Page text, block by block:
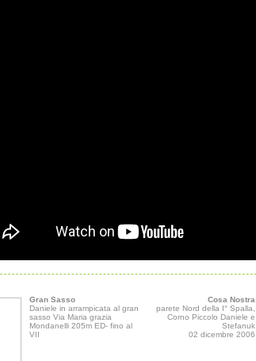
Gran Sasso
Daniele in arrampicata al gran
sasso Via Maria grazia
Mondanelli 205m ED- fino al
VII
Cosa Nostra
parete Nord della I° Spalla,
Corno Piccolo Daniele e
Stefanuk
02 dicembre 2006